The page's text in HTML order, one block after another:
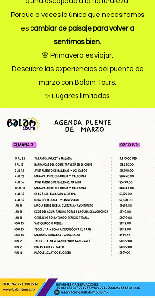
Porque a veces lo único que necesitamos
es cambiar de paisaje para volver a
sentirnos bien.
🌸 Primavera es viajar.
Descubre las experiencias del puente de
marzo con Balam Tours.
✨ Lugares limitados.